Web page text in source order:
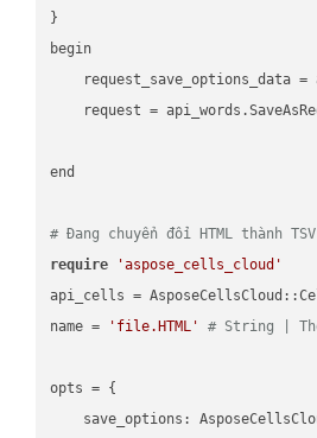
}
begin
request_save_options_data =
request =
end
# Đang chuyển đổi HTML thành TSV
require
'aspose_cells_cloud'
api_cells =
name =
'file.HTML' # String | The
opts = {
save_options: